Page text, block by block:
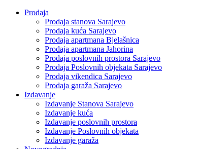
Prodaja
Prodaja stanova Sarajevo
Prodaja kuća Sarajevo
Prodaja apartmana Bjelašnica
Prodaja apartmana Jahorina
Prodaja poslovnih prostora Sarajevo
Prodaja Poslovnih objekata Sarajevo
Prodaja vikendica Sarajevo
Prodaja garaža Sarajevo
Izdavanje
Izdavanje Stanova Sarajevo
Izdavanje kuća
Izdavanje poslovnih prostora
Izdavanje Poslovnih objekata
Izdavanje garaža